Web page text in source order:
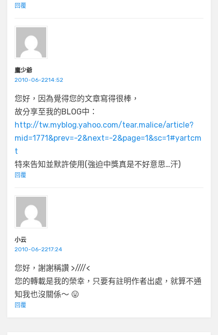
回覆
鷹少爺
2010-06-2214:52
您好，因為覺得您的文章寫得很棒，
故分享至我的BLOG中：
http://tw.myblog.yahoo.com/tear.malice/article?
mid=1771&prev=-2&next=-2&page=1&sc=1#yartcm
t
特來告知並默許使用(強迫中獎真是不好意思…汗)
回覆
小云
2010-06-2217:24
您好，謝謝稱讚 >////<
您的轉載是我的榮幸，只要有註明作者出處，就算不通
知我也沒關係～ 😛
回覆